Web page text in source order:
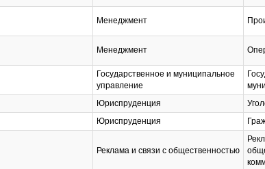
Менеджмент
Менеджмент
Государственное и муниципальное
управление
Юриспруденция
Юриспруденция
Реклама и связи с общественностью